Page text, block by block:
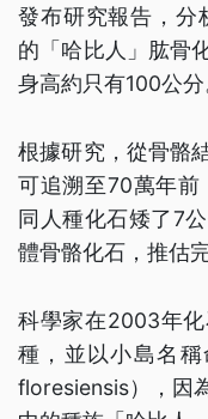
發布研究報告，分
的「哈比人」肱骨
身高約只有100公分
根據研究，從骨骼
可追溯至70萬年
同人種化石矮了7
體骨骼化石，推估
科學家在2003年
種，並以小島名
floresiensis），因